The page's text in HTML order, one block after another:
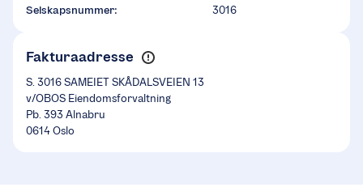
Selskapsnummer: 3016
Fakturaadresse
S. 3016 SAMEIET SKÅDALSVEIEN 13
v/OBOS Eiendomsforvaltning
Pb. 393 Alnabru
0614 Oslo